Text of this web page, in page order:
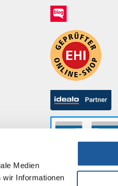
Medien
wir Informationen